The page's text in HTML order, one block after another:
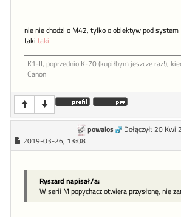
nie nie chodzi o M42, tylko o obiektyw pod system
taki taki
K1-II, poprzednio K-70 (kupiłbym jeszcze raz!),
Canon
powalos
Dołączył: 20 Kwi
2019-03-26, 13:08
Ryszard napisał/a:
W serii M popychacz otwiera przysłonę, nie